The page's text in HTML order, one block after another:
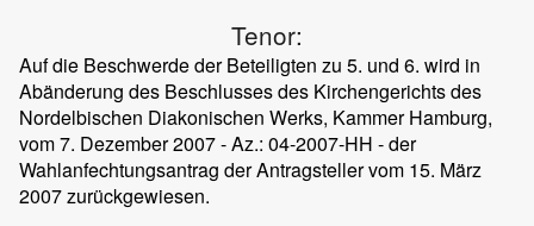
Tenor:
Auf die Beschwerde der Beteiligten zu 5. und 6. wird in
Abänderung des Beschlusses des Kirchengerichts des
Nordelbischen Diakonischen Werks, Kammer Hamburg,
vom 7. Dezember 2007 - Az.: 04-2007-HH - der
Wahlanfechtungsantrag der Antragsteller vom 15. März
2007 zurückgewiesen.